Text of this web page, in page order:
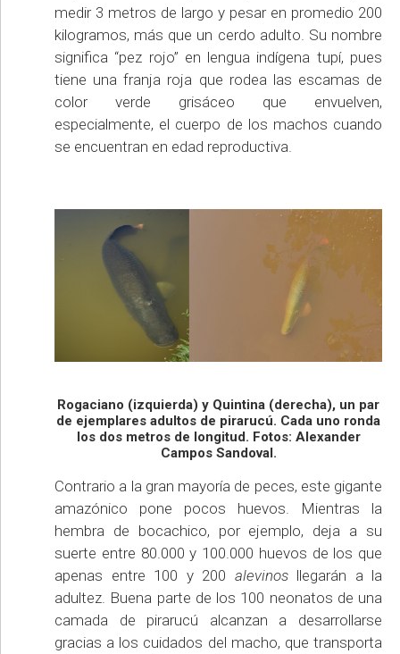
medir 3 metros de largo y pesar en promedio 200
kilogramos, más que un cerdo adulto. Su nombre
significa “pez rojo” en lengua indígena tupí, pues
tiene una franja roja que rodea las escamas de
color verde grisáceo que envuelven,
especialmente, el cuerpo de los machos cuando
se encuentran en edad reproductiva.
Rogaciano (izquierda) y Quintina (derecha), un par
de ejemplares adultos de pirarucú. Cada uno ronda
los dos metros de longitud. Fotos: Alexander
Campos Sandoval.
Contrario a la gran mayoría de peces, este gigante
amazónico pone pocos huevos. Mientras la
hembra de bocachico, por ejemplo, deja a su
suerte entre 80.000 y 100.000 huevos de los que
apenas entre 100 y 200 alevinosllegarán a la
adultez. Buena parte de los 100 neonatos de una
camada de pirarucú alcanzan a desarrollarse
gracias a los cuidados del macho, que transporta